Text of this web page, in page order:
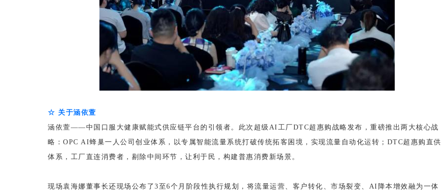
☆ 关于涵依萱
涵依萱——中国口服大健康赋能式供应链平台的引领者。此次超级AI工厂DTC超惠购战略发布，重磅推出两大核心战
略：OPC AI蜂巢一人公司创业体系，以专属智能流量系统打破传统拓客困境，实现流量自动化运转；DTC超惠购直供
体系，工厂直连消费者，剔除中间环节，让利于民，构建普惠消费新场景。
现场袁海娜董事长还现场公布了3至6个月阶段性执行规划，将流量运营、客户转化、市场裂变、AI降本增效融为一体